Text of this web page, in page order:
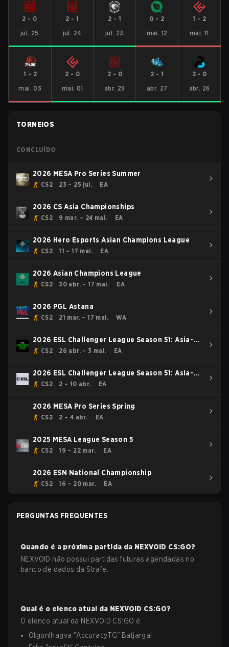
2 - 0
jul. 25
2 - 1
jul. 24
2 - 1
jul. 23
0 - 2
mai. 12
1 - 2
mai. 11
1 - 2
mai. 03
2 - 0
mai. 01
2 - 0
abr. 29
2 - 1
abr. 27
2- 0
abr. 26
TORNEIOS
CONCLUÍDO
2026 MESA Pro Series Summer
CS2 23 – 25 jul. EA
2026 CS Asia Championships
CS2 9 mar. – 24 mai. EA
2026 Hero Esports Asian Champions League
CS2 11 – 17 mai. EA
2026 Asian Champions League
CS2 30 abr. – 17 mai. EA
2026 PGL Astana
CS2 21 mar. – 17 mai. WA
2026 ESL Challenger League Season 51: Asia-
Pacific - Cup #4
CS2 26 abr. – 3 mai. EA
2026 ESL Challenger League Season 51: Asia-
Pacific - Cup #3
CS2 2 – 10 abr. EA
2026 MESA Pro Series Spring
CS2 2 – 4 abr. EA
2025 MESA League Season 5
CS2 19 – 22 mar. EA
2026 ESN National Championship
CS2 16 – 20 mar. EA
PERGUNTAS FREQUENTES
Quando é a próxima partida da NEXVOID CS:GO?
NEXVOID não possui partidas futuras agendadas no
banco de dados da Strafe.
Qual é o elenco atual da NEXVOID CS:GO?
O elenco atual da NEXVOID CS:GO é:
Otgonlhagva "AccuracyTG" Batjargal